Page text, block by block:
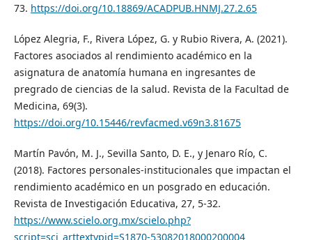
73. https://doi.org/10.18869/ACADPUB.HNMJ.27.2.65
López Alegria, F., Rivera López, G. y Rubio Rivera, A. (2021).
Factores asociados al rendimiento académico en la
asignatura de anatomía humana en ingresantes de
pregrado de ciencias de la salud. Revista de la Facultad de
Medicina, 69(3).
https://doi.org/10.15446/revfacmed.v69n3.81675
Martín Pavón, M. J., Sevilla Santo, D. E., y Jenaro Río, C.
(2018). Factores personales-institucionales que impactan el
rendimiento académico en un posgrado en educación.
Revista de Investigación Educativa, 27, 5-32.
https://www.scielo.org.mx/scielo.php?
script=sci_arttextypid=S1870-53082018000200004